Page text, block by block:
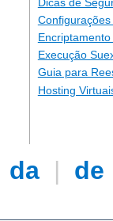
Execução
Guia para
Hosting
da | de